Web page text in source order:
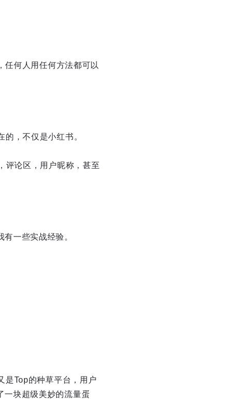
何人用任何方法都可以
，不仅是小红书。
评论区，用户昵称，甚至
一些实战经验。
是Top的种草平台，用户
一块超级美妙的流量蛋